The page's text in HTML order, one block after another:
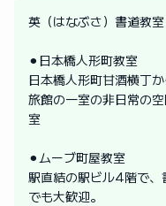
英（はなぶさ）書道教室
⚫︎日本橋人形町教室
日本橋人形町甘酒横丁
旅館の一室の非日常の
室
⚫︎ムーブ町屋教室
駅直結の駅ビル4階で
でも大歓迎。